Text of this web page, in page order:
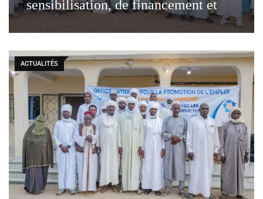
sensibilisation, de financement et
ACTUALITÉS